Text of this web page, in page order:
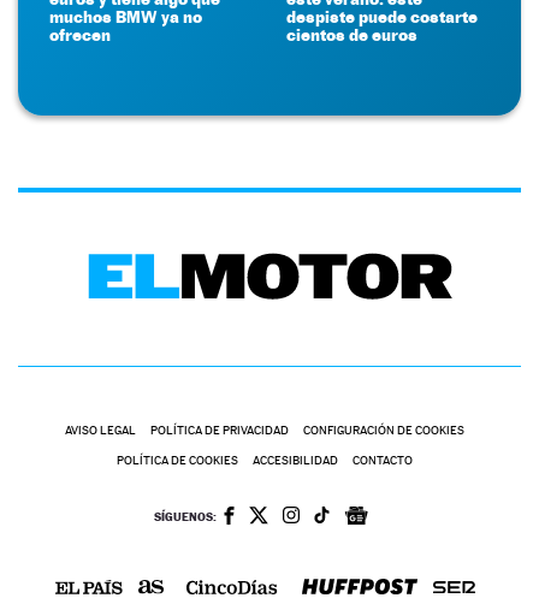
muchos BMW ya no
ofrecen
despiste puede costarte
cientos de euros
AVISO LEGAL POLÍTICA DE PRIVACIDAD CONFIGURACIÓN DE COOKIES
POLÍTICA DE COOKIES ACCESIBILIDAD CONTACTO
SÍGUENOS: